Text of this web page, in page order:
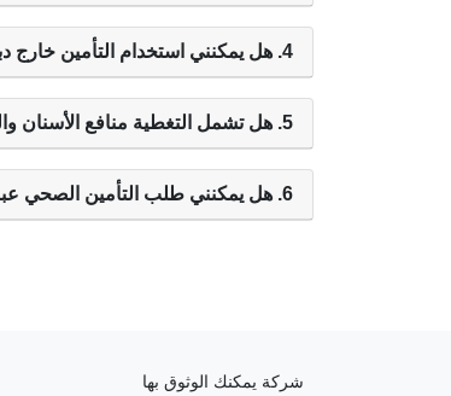
4. هل يمكنني استخدام التأمين خارج دبي؟
5. هل تشمل التغطية منافع الأسنان والبصريات؟
6. هل يمكنني طلب التأمين الصحي عبر الإنترنت؟
شركة يمكنك الوثوق بها